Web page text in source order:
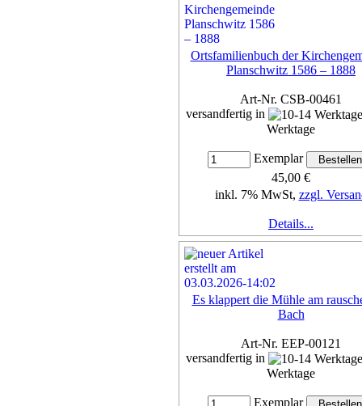
Ortsfamilienbuch der
Planschwitz 1586 – 1888
Art-Nr. CSB-00461
versandfertig in
Werktage
Exemplar
45,00 €
inkl. 7% MwSt, zzgl.
Details...
Es klappert die Mühle am
Bach
Art-Nr. EEP-00121
versandfertig in
Werktage
Exemplar